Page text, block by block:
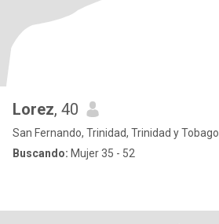
Lorez, 40
San Fernando, Trinidad, Trinidad y Tobago
Buscando: Mujer 35 - 52